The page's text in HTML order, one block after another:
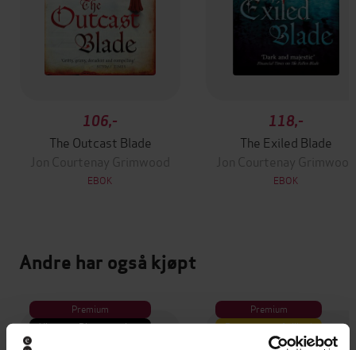
106,-
The Outcast Blade
Jon Courtenay Grimwood
EBOK
118,-
The Exiled Blade
Jon Courtenay Grimwood
EBOK
Andre har også kjøpt
Premium
Vinner av Rivertonprisen
Premium
Første gang på tilbud